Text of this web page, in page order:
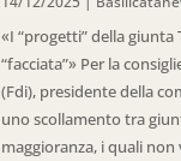
«I “progetti” della giunta
“facciata”» Per la
(Fdi), presidente della
uno scollamento tra
maggioranza, i quali